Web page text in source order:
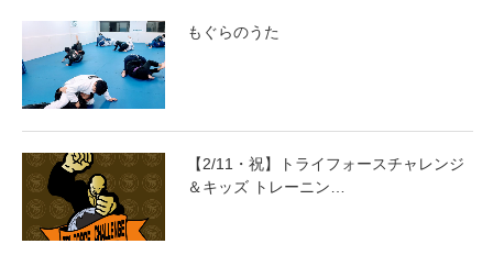
もぐらのうた
【2/11・祝】トライフォースチャレンジ
＆キッズ トレーニン…